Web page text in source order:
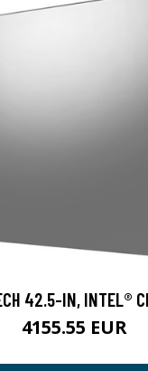
42.5-IN, INTEL®
4155.55 EUR